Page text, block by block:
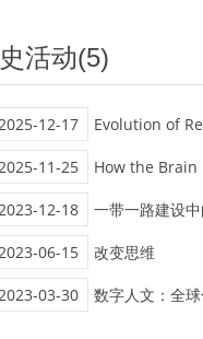
活动(5)
12-17 Evolution of
11-25 How the Brain
12-18 一带一路建设
06-15 改变思维
03-30 数字人文：全